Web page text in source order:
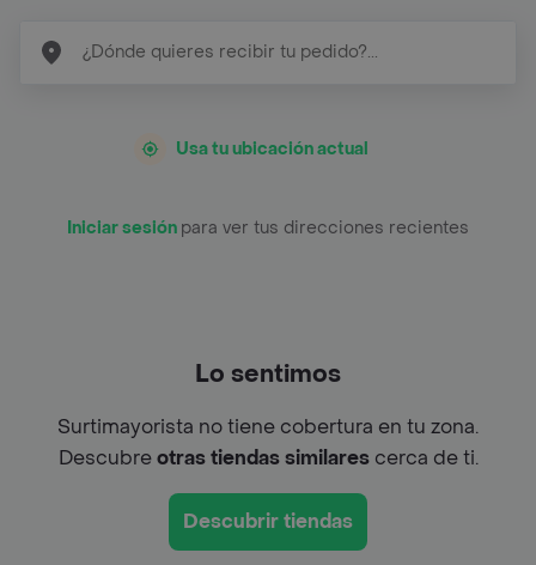
Usa tu ubicación actual
Iniciar sesión para ver tus direcciones recientes
Lo sentimos
Surtimayorista no tiene cobertura en tu zona.
Descubreotras tiendas similarescerca de ti.
Descubrir tiendas